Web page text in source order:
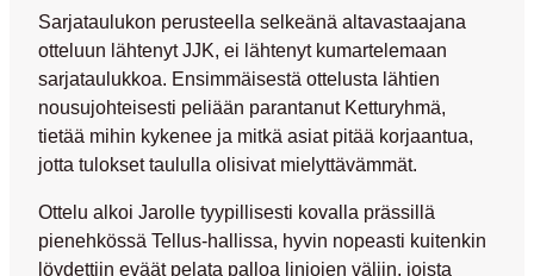
Sarjataulukon perusteella selkeänä altavastaajana
otteluun lähtenyt JJK, ei lähtenyt kumartelemaan
sarjataulukkoa. Ensimmäisestä ottelusta lähtien
nousujohteisesti peliään parantanut Ketturyhmä,
tietää mihin kykenee ja mitkä asiat pitää korjaantua,
jotta tulokset taululla olisivat mielyttävämmät.
Ottelu alkoi Jarolle tyypillisesti kovalla prässillä
pienehkössä Tellus-hallissa, hyvin nopeasti kuitenkin
löydettiin eväät pelata palloa linjojen väliin, joista